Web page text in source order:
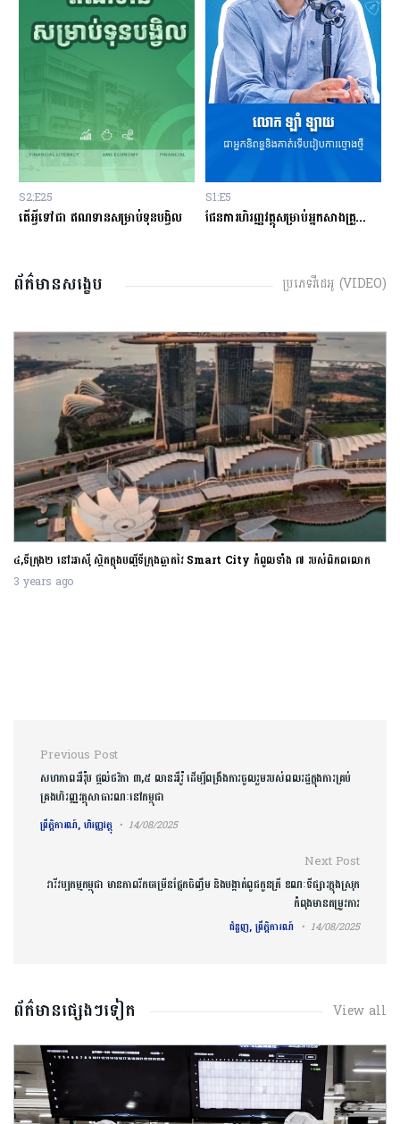
S1:E5
ផែនការហិរញ្ញវត្ថុសម្រាប់អ្នកសាងគ្រួសារថ្មីថ្មោង
S2:E24
មូលហេតុអ្វីខ្លះដែលធ្វើអោយអ្នកធ្លាក់ខ្លួនក្នុងបំណុលអាក្រក់?
ព័ត៌មានសង្ខេប ប្រភេទវីដេអូ (VIDEO)
១, តៃវ៉ាន់ តាំងបង្អួត Haikun នាវាមុជទឹកផលិតក្នុងស្រុកដំបូងបំផុតតម្លៃជាង ១៥០០លានដុល្លារ
3 years ago
Post navigation
Previous Post
សហភាពអឺរ៉ុប ផ្តល់ថវិកា ៣,៥ លានអឺរ៉ូ ដើម្បីពង្រឹងការចូលរួមរបស់ពលរដ្ឋក្នុងការគ្រប់
គ្រងហិរញ្ញវត្ថុសាធារណៈនៅកម្ពុជា
ព្រឹត្តិការណ៍, ហិរញ្ញវត្ថុ 14/08/2025
Next Post
វារីវប្បកម្មកម្ពុជា​ មានភាពរីកចម្រើនផ្នែកចិញ្ចឹម និងបង្កាត់ពូជកូនត្រី ខណៈទីផ្សារក្នុងស្រុក
កំពុងមានតម្រូវការ
ជំនួញ, ព្រឹត្តិការណ៍ 14/08/2025
ព័ត៌មានផ្សេងៗទៀត View all